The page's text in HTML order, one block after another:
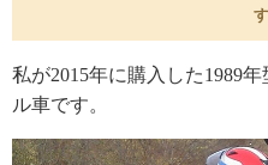
す
私が2015年に購入した1989
ル車です。